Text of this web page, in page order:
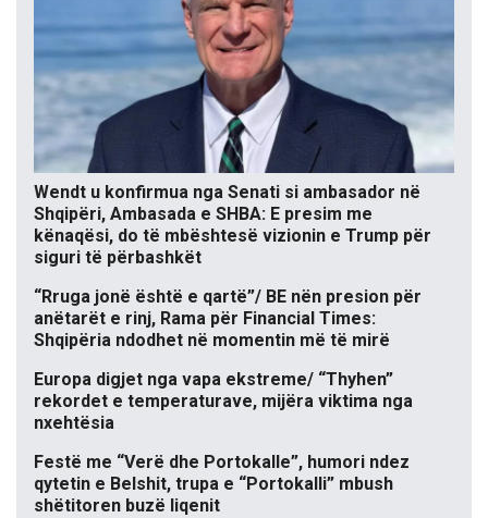
Wendt u konfirmua nga Senati si ambasador në
Shqipëri, Ambasada e SHBA: E presim me
kënaqësi, do të mbështesë vizionin e Trump për
siguri të përbashkët
“Rruga jonë është e qartë”/ BE nën presion për
anëtarët e rinj, Rama për Financial Times:
Shqipëria ndodhet në momentin më të mirë
Europa digjet nga vapa ekstreme/ “Thyhen”
rekordet e temperaturave, mijëra viktima nga
nxehtësia
Festë me “Verë dhe Portokalle”, humori ndez
qytetin e Belshit, trupa e “Portokalli” mbush
shëtitoren buzë liqenit